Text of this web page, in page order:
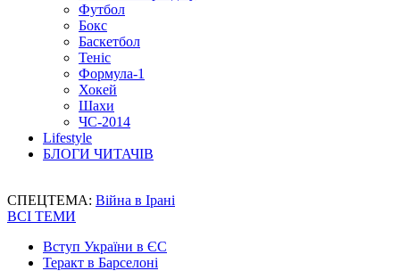
Футбол
Бокс
Баскетбол
Теніс
Формула-1
Хокей
Шахи
ЧС-2014
Lifestyle
БЛОГИ ЧИТАЧІВ
СПЕЦТЕМА: Війна в Ірані
ВСІ ТЕМИ
Вступ України в ЄС
Теракт в Барселоні